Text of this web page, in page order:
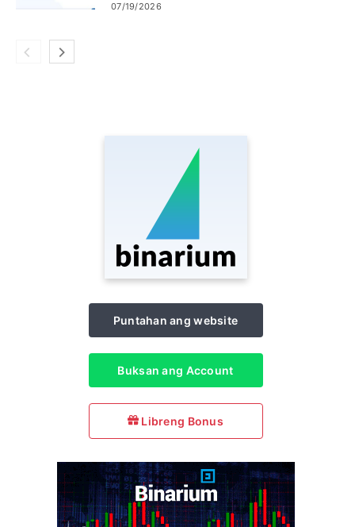
07/19/2026
Puntahan ang website
Buksan ang Account
Libreng Bonus